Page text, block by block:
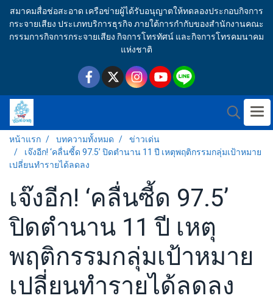
สมาคมสื่อช่อสะอาด เครือข่ายผู้ได้รับอนุญาตให้ทดลองประกอบกิจการ
กระจายเสียง ประเภทบริการธุรกิจ ภายใต้การกำกับของสำนักงานคณะ
กรรมการกิจการกระจายเสียง กิจการโทรทัศน์ และกิจการโทรคมนาคม
แห่งชาติ
หน้าแรก บทความทั้งหมด
ข่าวเด่น
เจ๊งอีก! ‘คลื่นซี้ด 97.5’ ปิดตำนาน 11 ปี เหตุพฤติกรรมกลุ่มเป้าหมาย
เปลี่ยนทำรายได้ลดลง
เจ๊งอีก! ‘คลื่นซี้ด 97.5’
ปิดตำนาน 11 ปี เหตุ
พฤติกรรมกลุ่มเป้าหมาย
เปลี่ยนทำรายได้ลดลง